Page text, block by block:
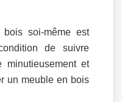
soi-même est
de suivre
minutieusement et
un meuble en bois